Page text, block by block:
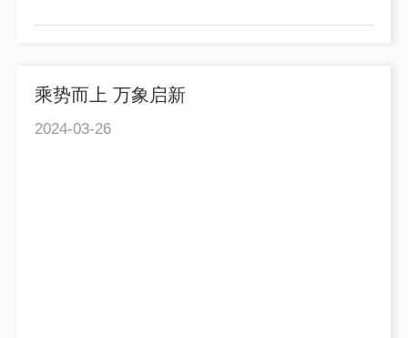
乘势而上 万象启新
2024-03-26